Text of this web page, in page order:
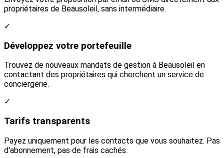
propriétaires de Beausoleil, sans intermédiaire.
✓
Développez votre portefeuille
Trouvez de nouveaux mandats de gestion à Beausoleil en
contactant des propriétaires qui cherchent un service de
conciergerie.
✓
Tarifs transparents
Payez uniquement pour les contacts que vous souhaitez. Pas
d'abonnement, pas de frais cachés.